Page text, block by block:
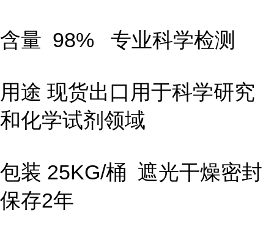
含量 98% 专业科学检测
用途 现货出口用于科学研究
和化学试剂领域
包装 25KG/桶 遮光干燥密封
保存2年